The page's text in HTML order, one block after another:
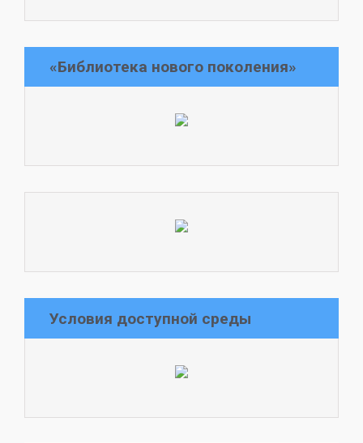
«Библиотека нового поколения»
Условия доступной среды